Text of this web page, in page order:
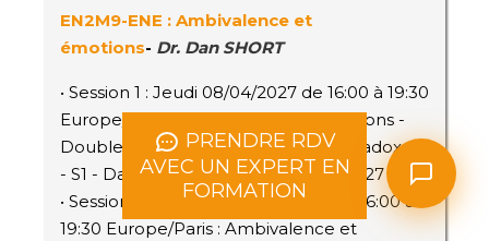
PRENDRE RDV
AVEC UN EXPERT EN
FORMATION
EN2M9-ENE : Ambivalence et
émotions- Dr. Dan SHORT
• Session 1 : Jeudi 08/04/2027 de 16:00 à 19:30
Europe/Paris : Ambivalence et émotions -
Double contrainte et suggestion paradoxale
- S1 - Dan Short - N2M9 ENE2 - 2026/27
• Session 2 : Mercredi 05/05/2027 de 16:00 à
19:30 Europe/Paris : Ambivalence et